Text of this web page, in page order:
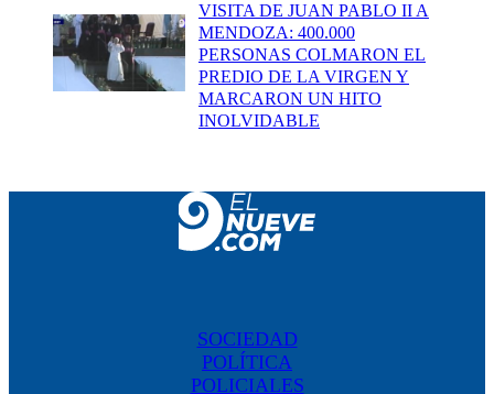
VISITA DE JUAN PABLO II A
MENDOZA: 400.000
PERSONAS COLMARON EL
PREDIO DE LA VIRGEN Y
MARCARON UN HITO
INOLVIDABLE
SOCIEDAD
POLÍTICA
POLICIALES